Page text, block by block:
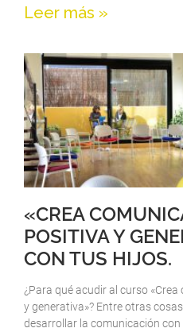
Leer más »
«CREA
POSITIVA Y
CON TUS HIJOS.
¿Para qué acudir al curso
y generativa»? Entre otras
desarrollar la comunicación